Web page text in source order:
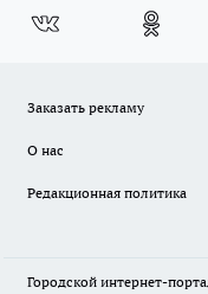
Заказать рекламу
О нас
Редакционная политика
Городской интернет-